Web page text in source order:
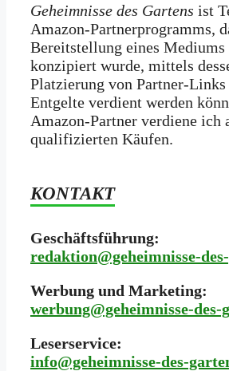
Geheimnisse des Gartens ist
Amazon-Partnerprogramms,
Bereitstellung eines Mediums
konzipiert wurde, mittels
Platzierung von Partner-Links
Entgelte verdient werden
Amazon-Partner verdiene ich
qualifizierten Käufen.
KONTAKT
Geschäftsführung:
redaktion@geheimnisse-
Werbung und Marketing:
werbung@geheimnisse-des-
Leserservice:
info@geheimnisse-des-